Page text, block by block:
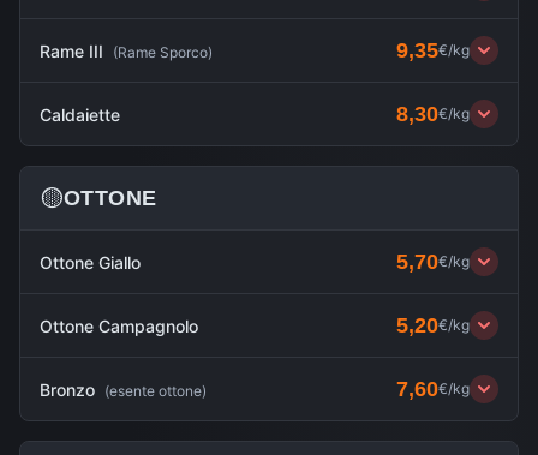
Rame III (Rame Sporco) 9,35€/kg
Caldaiette 8,30€/kg
🟡OTTONE
Ottone Giallo 5,70€/kg
Ottone Campagnolo 5,20€/kg
Bronzo (esente ottone) 7,60€/kg